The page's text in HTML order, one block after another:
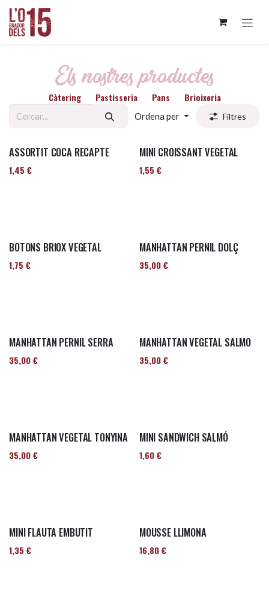
Skip to Content
Els nostres productes
Càtering Pastisseria Pans Brioixeria
Ordena per Filtres
ASSORTIT COCA RECAPTE
1,45 €
MINI CROISSANT VEGETAL
1,55 €
BOTONS BRIOX VEGETAL
1,75 €
MANHATTAN PERNIL DOLÇ
35,00€
MANHATTAN PERNIL SERRA
35,00€
MANHATTAN VEGETAL SALMO
35,00€
MANHATTAN VEGETAL TONYINA
35,00€
MINI SANDWICH SALMÓ
1,60€
MINI FLAUTA EMBUTIT
1,35 €
MOUSSE LLIMONA
16,80€